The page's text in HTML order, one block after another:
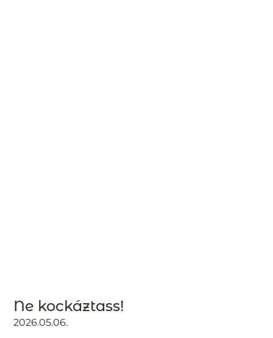
Ne kockáztass!
2026.05.06.